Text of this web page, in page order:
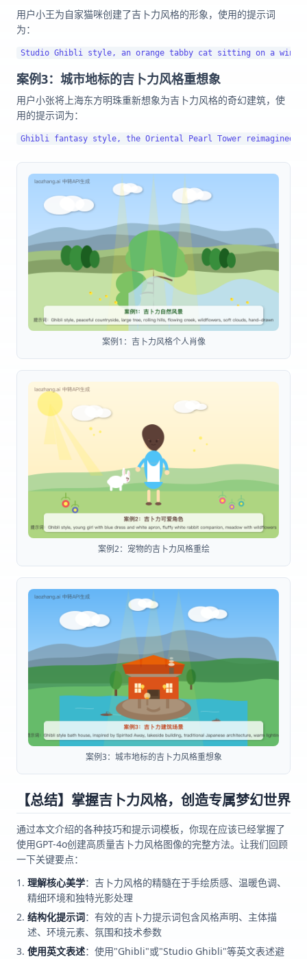
用户小王为自家猫咪创建了吉卜力风格的形象，使用的提示词
为：
案例3：城市地标的吉卜力风格重想象
用户小张将上海东方明珠重新想象为吉卜力风格的奇幻建筑，使
用的提示词为：
案例1：吉卜力风格个人肖像
案例2：宠物的吉卜力风格重绘
案例3：城市地标的吉卜力风格重想象
【总结】掌握吉卜力风格，创造专属梦幻世界
通过本文介绍的各种技巧和提示词模板，你现在应该已经掌握了
使用GPT-4o创建高质量吉卜力风格图像的完整方法。让我们回顾
一下关键要点：
理解核心美学：吉卜力风格的精髓在于手绘质感、温暖色调、
精细环境和独特光影处理
结构化提示词：有效的吉卜力提示词包含风格声明、主体描
述、环境元素、氛围和技术参数
使用英文表述：使用"Ghibli"或"Studio Ghibli"等英文表述避